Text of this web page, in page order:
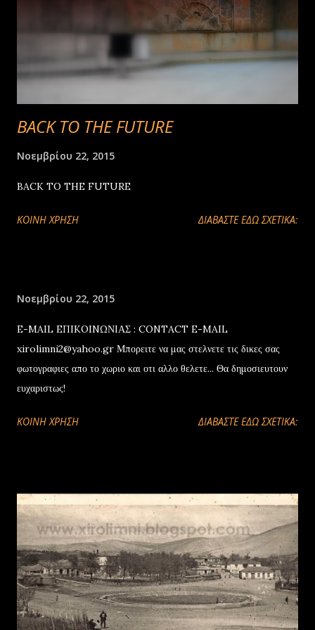
BACK TO THE FUTURE
Νοεμβρίου 22, 2015
BACK TO THE FUTURE
ΚΟΙΝΉ ΧΡΉΣΗ ΔΙΑΒΑΣΤΕ ΕΔΩ ΣΧΕΤΙΚΑ:
Νοεμβρίου 22, 2015
E-MAIL EΠIKOINΩΝΙΑΣ : CONTACT E-MAIL
xirolimni2@yahoo.gr Μπορειτε να μας στελνετε τις δικες σας
φωτογραφιες απο το χωριο και οτι αλλο θελετε... Θα δημοσιευτουν
ευχαριστως!
ΚΟΙΝΉ ΧΡΉΣΗ ΔΙΑΒΑΣΤΕ ΕΔΩ ΣΧΕΤΙΚΑ: